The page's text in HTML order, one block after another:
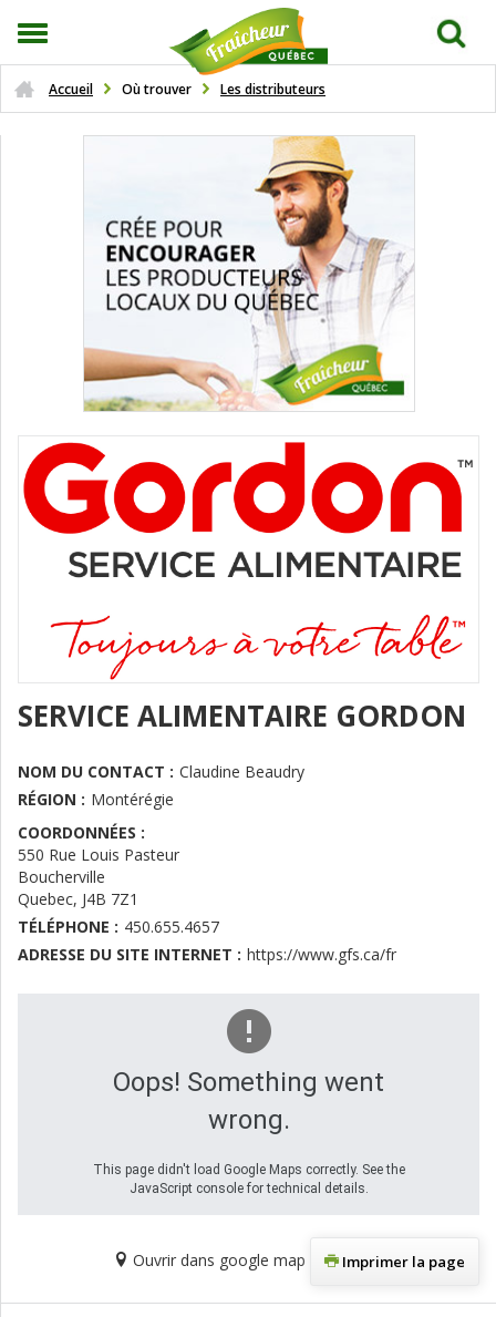
Accueil Où trouver Les distributeurs
SERVICE ALIMENTAIRE GORDON
NOM DU CONTACT : Claudine Beaudry
RÉGION : Montérégie
COORDONNÉES :
550 Rue Louis Pasteur
Boucherville
Quebec, J4B 7Z1
TÉLÉPHONE : 450.655.4657
ADRESSE DU SITE INTERNET : https://www.gfs.ca/fr
Oops! Something went
wrong.
This page didn't load Google Maps correctly. See the
JavaScript console for technical details.
Ouvrir dans google map Imprimer la page